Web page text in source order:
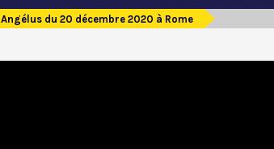
Angélus du 20 décembre 2020 à Rome